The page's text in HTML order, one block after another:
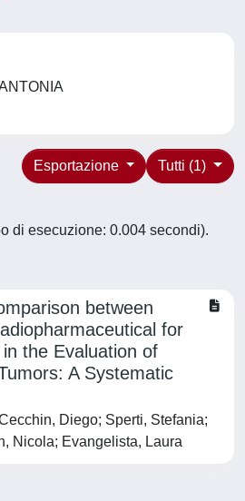
Tutti (1)
Esportazione
di esecuzione: 0.004 secondi).
between
for
the Evaluation of
A Systematic
Diego; Sperti, Stefania;
Nicola; Evangelista, Laura